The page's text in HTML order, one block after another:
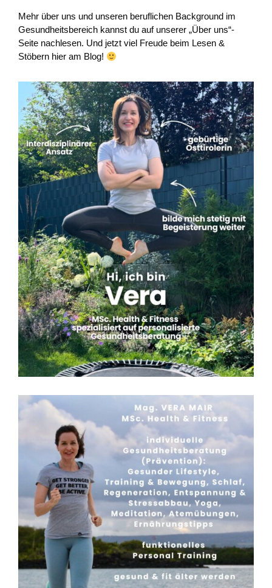
Mehr über uns und unseren beruflichen Background im
Gesundheitsbereich kannst du auf unserer „Über uns“-
Seite nachlesen. Und jetzt viel Freude beim Lesen &
Stöbern hier am Blog!